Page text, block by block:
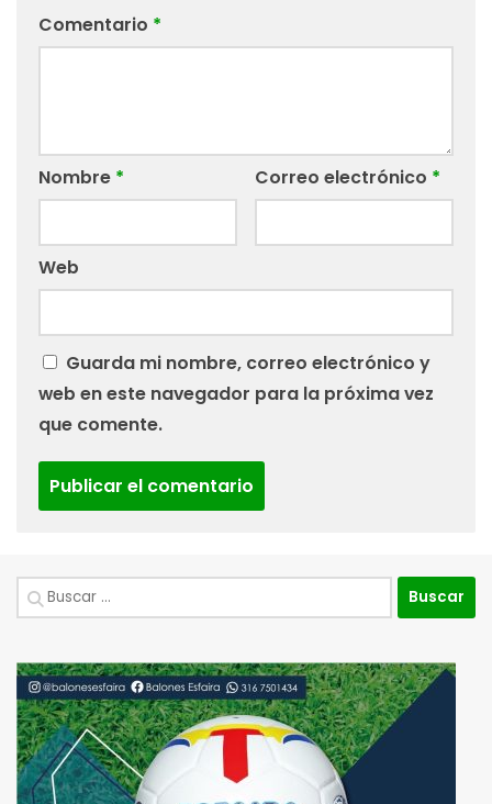
Comentario *
Nombre * Correo electrónico *
Web
Guarda mi nombre, correo electrónico y
web en este navegador para la próxima vez
que comente.
Buscar: